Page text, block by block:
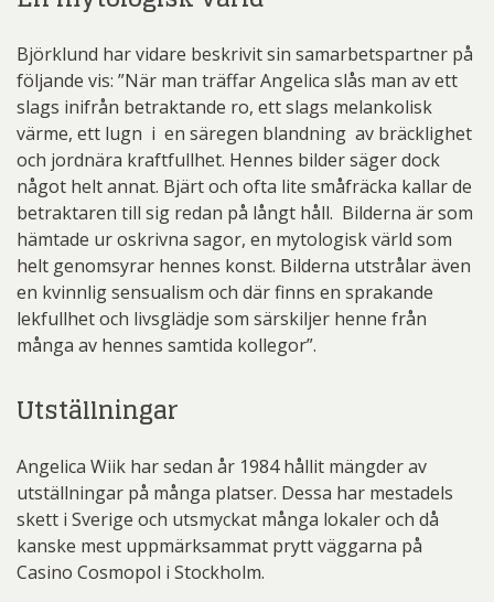
Björklund har vidare beskrivit sin samarbetspartner på
följande vis: ”När man träffar Angelica slås man av ett
slags inifrån betraktande ro, ett slags melankolisk
värme, ett lugn i en säregen blandning av bräcklighet
och jordnära kraftfullhet. Hennes bilder säger dock
något helt annat. Bjärt och ofta lite småfräcka kallar de
betraktaren till sig redan på långt håll. Bilderna är som
hämtade ur oskrivna sagor, en mytologisk värld som
helt genomsyrar hennes konst. Bilderna utstrålar även
en kvinnlig sensualism och där finns en sprakande
lekfullhet och livsglädje som särskiljer henne från
många av hennes samtida kollegor”.
Utställningar
Angelica Wiik har sedan år 1984 hållit mängder av
utställningar på många platser. Dessa har mestadels
skett i Sverige och utsmyckat många lokaler och då
kanske mest uppmärksammat prytt väggarna på
Casino Cosmopol i Stockholm.